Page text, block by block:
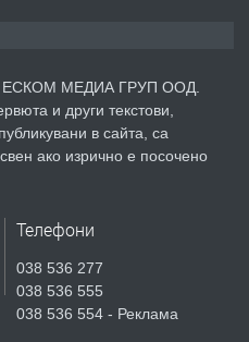
преди 5 дни
парцел в гр. Хасково кв.
НА МЕБЕЛИ.
ЕСКОМ МЕДИА ГРУП ООД.
и други текстови,
в сайта, са
ако изрично е посочено
Телефони
038 536 277
038 536 555
038 536 554 - Реклама